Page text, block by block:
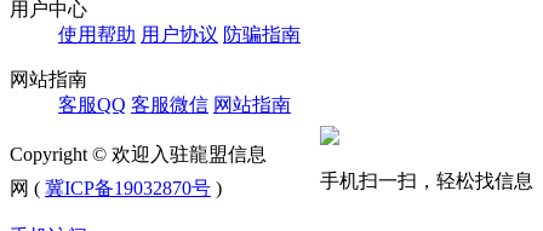
⽤户中⼼
使⽤帮助 ⽤户协议 防骗指南
⽹站指南
客服QQ 客服微信 ⽹站指南
手机扫一扫，轻松找信息
Copyright © 欢迎入驻龍盟信息
网 ( 冀ICP备19032870号 )